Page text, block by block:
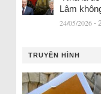
Lâm
24/05/2026 -
TRUYỀN HÌNH